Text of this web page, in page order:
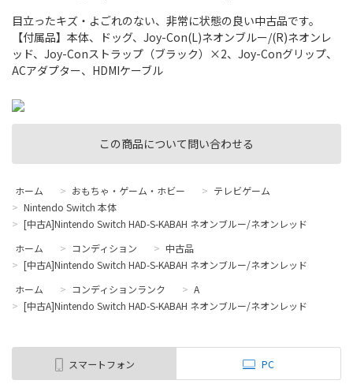
この商品について問い合わせる
目立ったキズ・よごれのない、非常に状態の良い中古品です。
【付属品】本体、ドッグ、Joy-Con(L)ネオンブルー/(R)ネオンレ
ッド、Joy-Conストラップ（ブラック）×2、Joy-Conグリップ、
ACアダプター、HDMIケーブル
ホーム > おもちゃ・ゲーム・ホビー > テレビゲーム
> Nintendo Switch 本体
> [中古A]Nintendo Switch HAD-S-KABAH ネオンブルー/ネオンレッド
ホーム
> コンディション > 中古品
> [中古A]Nintendo Switch HAD-S-KABAH ネオンブルー/ネオンレッド
ホーム
> コンディションランク > A
> [中古A]Nintendo Switch HAD-S-KABAH ネオンブルー/ネオンレッド
スマートフォン PC